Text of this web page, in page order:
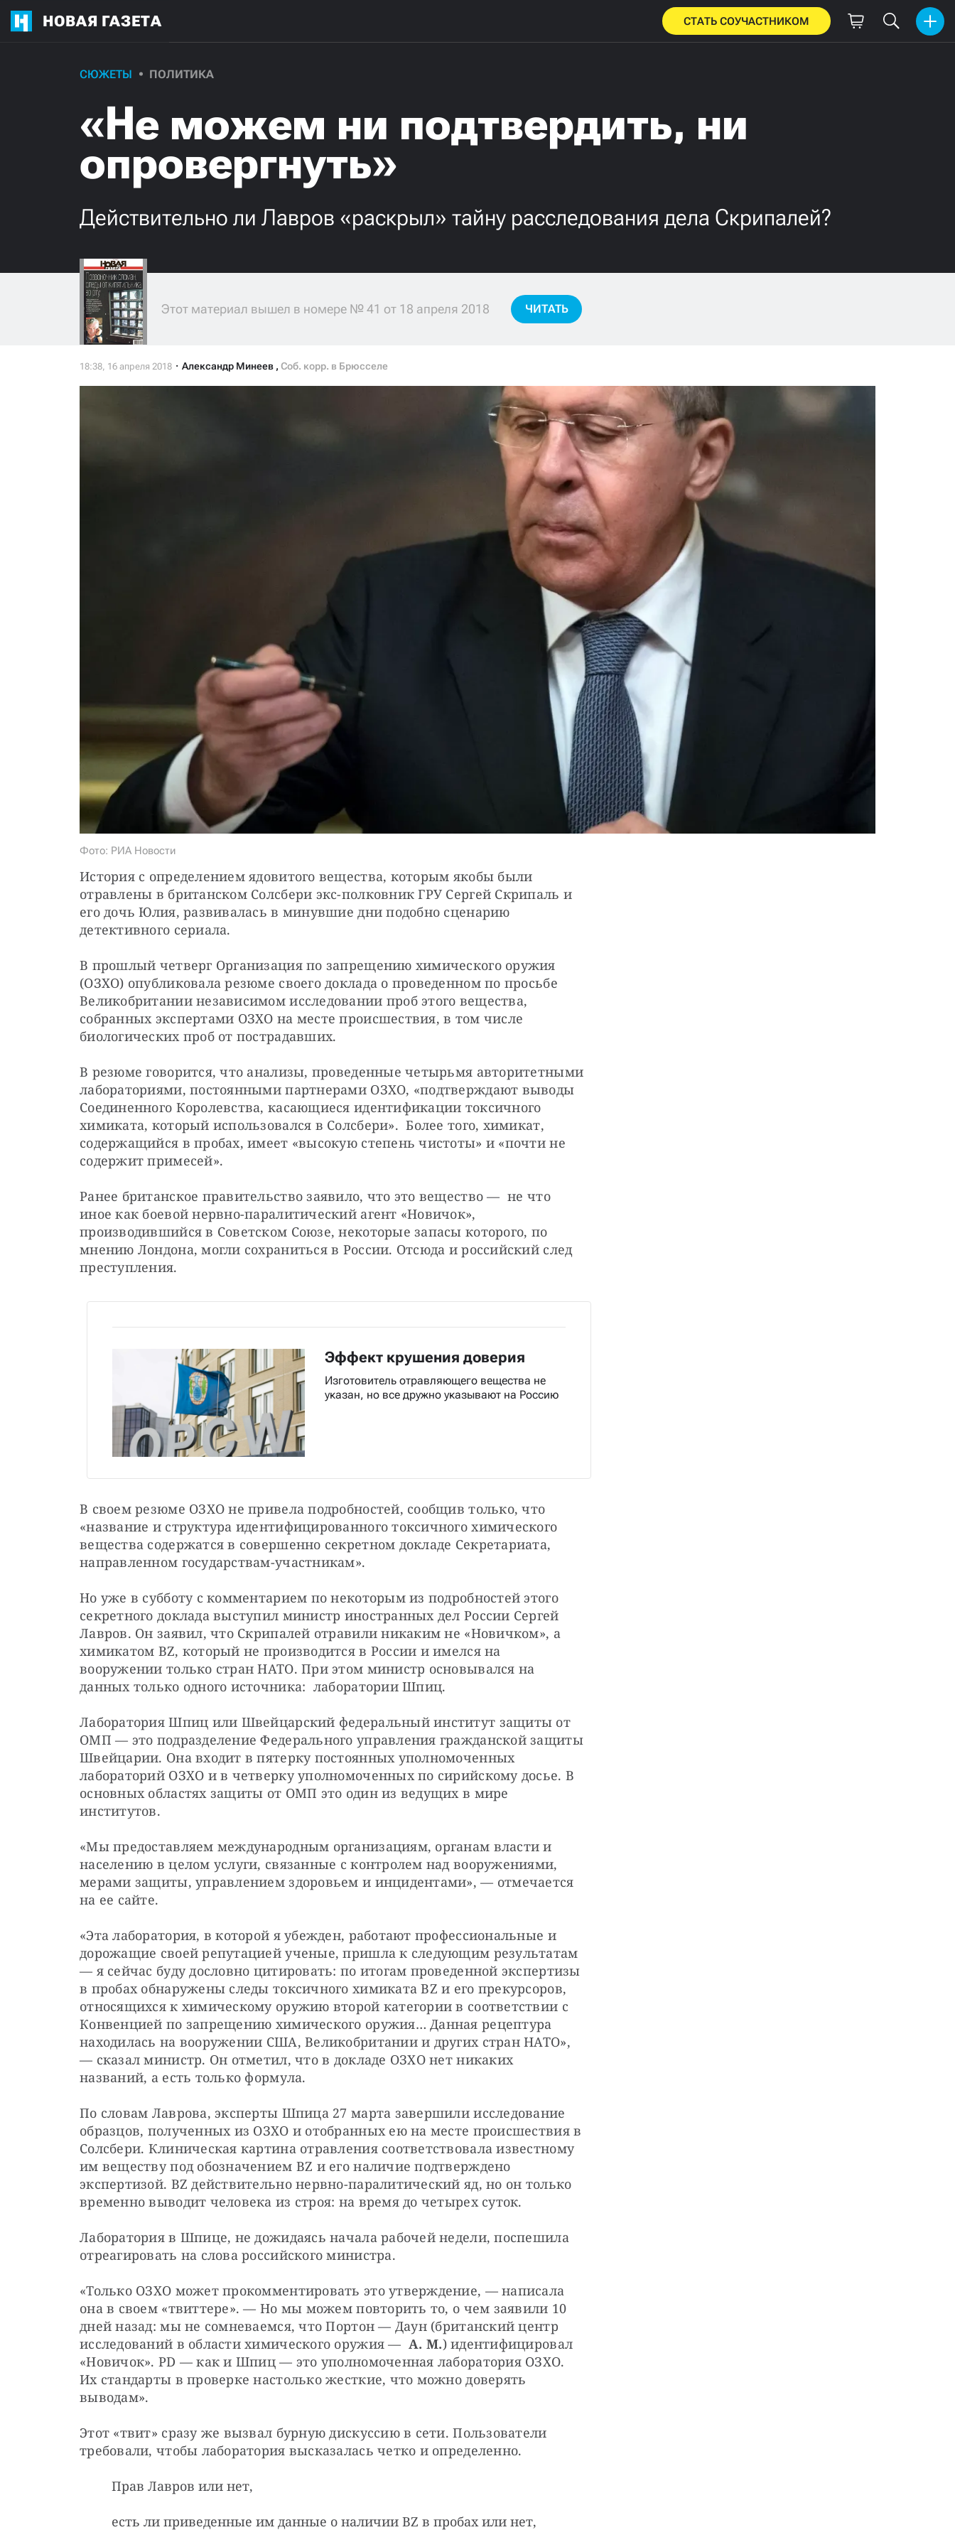
НОВАЯ ГАЗЕТА СТАТЬ СОУЧАСТНИКОМ
СЮЖЕТЫ ПОЛИТИКА
«Не можем ни подтвердить, ни
опровергнуть»
Действительно ли Лавров «раскрыл» тайну расследования дела Скрипалей?
Этот материал вышел в номере № 41 от 18 апреля 2018 ЧИТАТЬ
Александр Минеев , Соб. корр. в Брюсселе
Фото: РИА Новости
История с определением ядовитого вещества, которым якобы были
отравлены в британском Солсбери экс-полковник ГРУ Сергей Скрипаль и
его дочь Юлия, развивалась в минувшие дни подобно сценарию
детективного сериала.
В прошлый четверг Организация по запрещению химического оружия
(ОЗХО) опубликовала резюме своего доклада о проведенном по просьбе
Великобритании независимом исследовании проб этого вещества,
собранных экспертами ОЗХО на месте происшествия, в том числе
биологических проб от пострадавших.
В резюме говорится, что анализы, проведенные четырьмя авторитетными
лабораториями, постоянными партнерами ОЗХО, «подтверждают выводы
Соединенного Королевства, касающиеся идентификации токсичного
химиката, который использовался в Солсбери».  Более того, химикат,
содержащийся в пробах, имеет «высокую степень чистоты» и «почти не
содержит примесей».
Ранее британское правительство заявило, что это вещество —  не что
иное как боевой нервно-паралитический агент «Новичок»,
производившийся в Советском Союзе, некоторые запасы которого, по
мнению Лондона, могли сохраниться в России. Отсюда и российский след
преступления.
Эффект крушения доверия
Изготовитель отравляющего вещества не
указан, но все дружно указывают на Россию
В своем резюме ОЗХО не привела подробностей, сообщив только, что
«название и структура идентифицированного токсичного химического
вещества содержатся в совершенно секретном докладе Секретариата,
направленном государствам-участникам».
Но уже в субботу с комментарием по некоторым из подробностей этого
секретного доклада выступил министр иностранных дел России Сергей
Лавров. Он заявил, что Скрипалей отравили никаким не «Новичком», а
химикатом BZ, который не производится в России и имелся на
вооружении только стран НАТО. При этом министр основывался на
данных только одного источника:  лаборатории Шпиц.
Лаборатория Шпиц или Швейцарский федеральный институт защиты от
ОМП — это подразделение Федерального управления гражданской защиты
Швейцарии. Она входит в пятерку постоянных уполномоченных
лабораторий ОЗХО и в четверку уполномоченных по сирийскому досье. В
основных областях защиты от ОМП это один из ведущих в мире
институтов.
«Мы предоставляем международным организациям, органам власти и
населению в целом услуги, связанные с контролем над вооружениями,
мерами защиты, управлением здоровьем и инцидентами», — отмечается
на ее сайте.
«Эта лаборатория, в которой я убежден, работают профессиональные и
дорожащие своей репутацией ученые, пришла к следующим результатам
— я сейчас буду дословно цитировать: по итогам проведенной экспертизы
в пробах обнаружены следы токсичного химиката BZ и его прекурсоров,
относящихся к химическому оружию второй категории в соответствии с
Конвенцией по запрещению химического оружия… Данная рецептура
находилась на вооружении США, Великобритании и других стран НАТО»,
— сказал министр. Он отметил, что в докладе ОЗХО нет никаких
названий, а есть только формула.
По словам Лаврова, эксперты Шпица 27 марта завершили исследование
образцов, полученных из ОЗХО и отобранных ею на месте происшествия в
Солсбери. ​Клиническая картина отравления соответствовала известному
им веществу под обозначением BZ и его наличие подтверждено
экспертизой. BZ действительно нервно-паралитический яд, но он только
временно выводит человека из строя: на время до четырех суток.
Лаборатория в Шпице, не дожидаясь начала рабочей недели, поспешила
отреагировать на слова российского министра.
«Только ОЗХО может прокомментировать это утверждение, — написала
она в своем «твиттере». — Но мы можем повторить то, о чем заявили 10
дней назад: мы не сомневаемся, что Портон — Даун (британский центр
исследований в области химического оружия — А. М.) идентифицировал
«Новичок». PD — как и Шпиц — это уполномоченная лаборатория ОЗХО.
Их стандарты в проверке настолько жесткие, что можно доверять
выводам».
Этот «твит» сразу же вызвал бурную дискуссию в сети. Пользователи
требовали, чтобы лаборатория высказалась четко и определенно.
Прав Лавров или нет,
есть ли приведенные им данные о наличии BZ в пробах или нет,